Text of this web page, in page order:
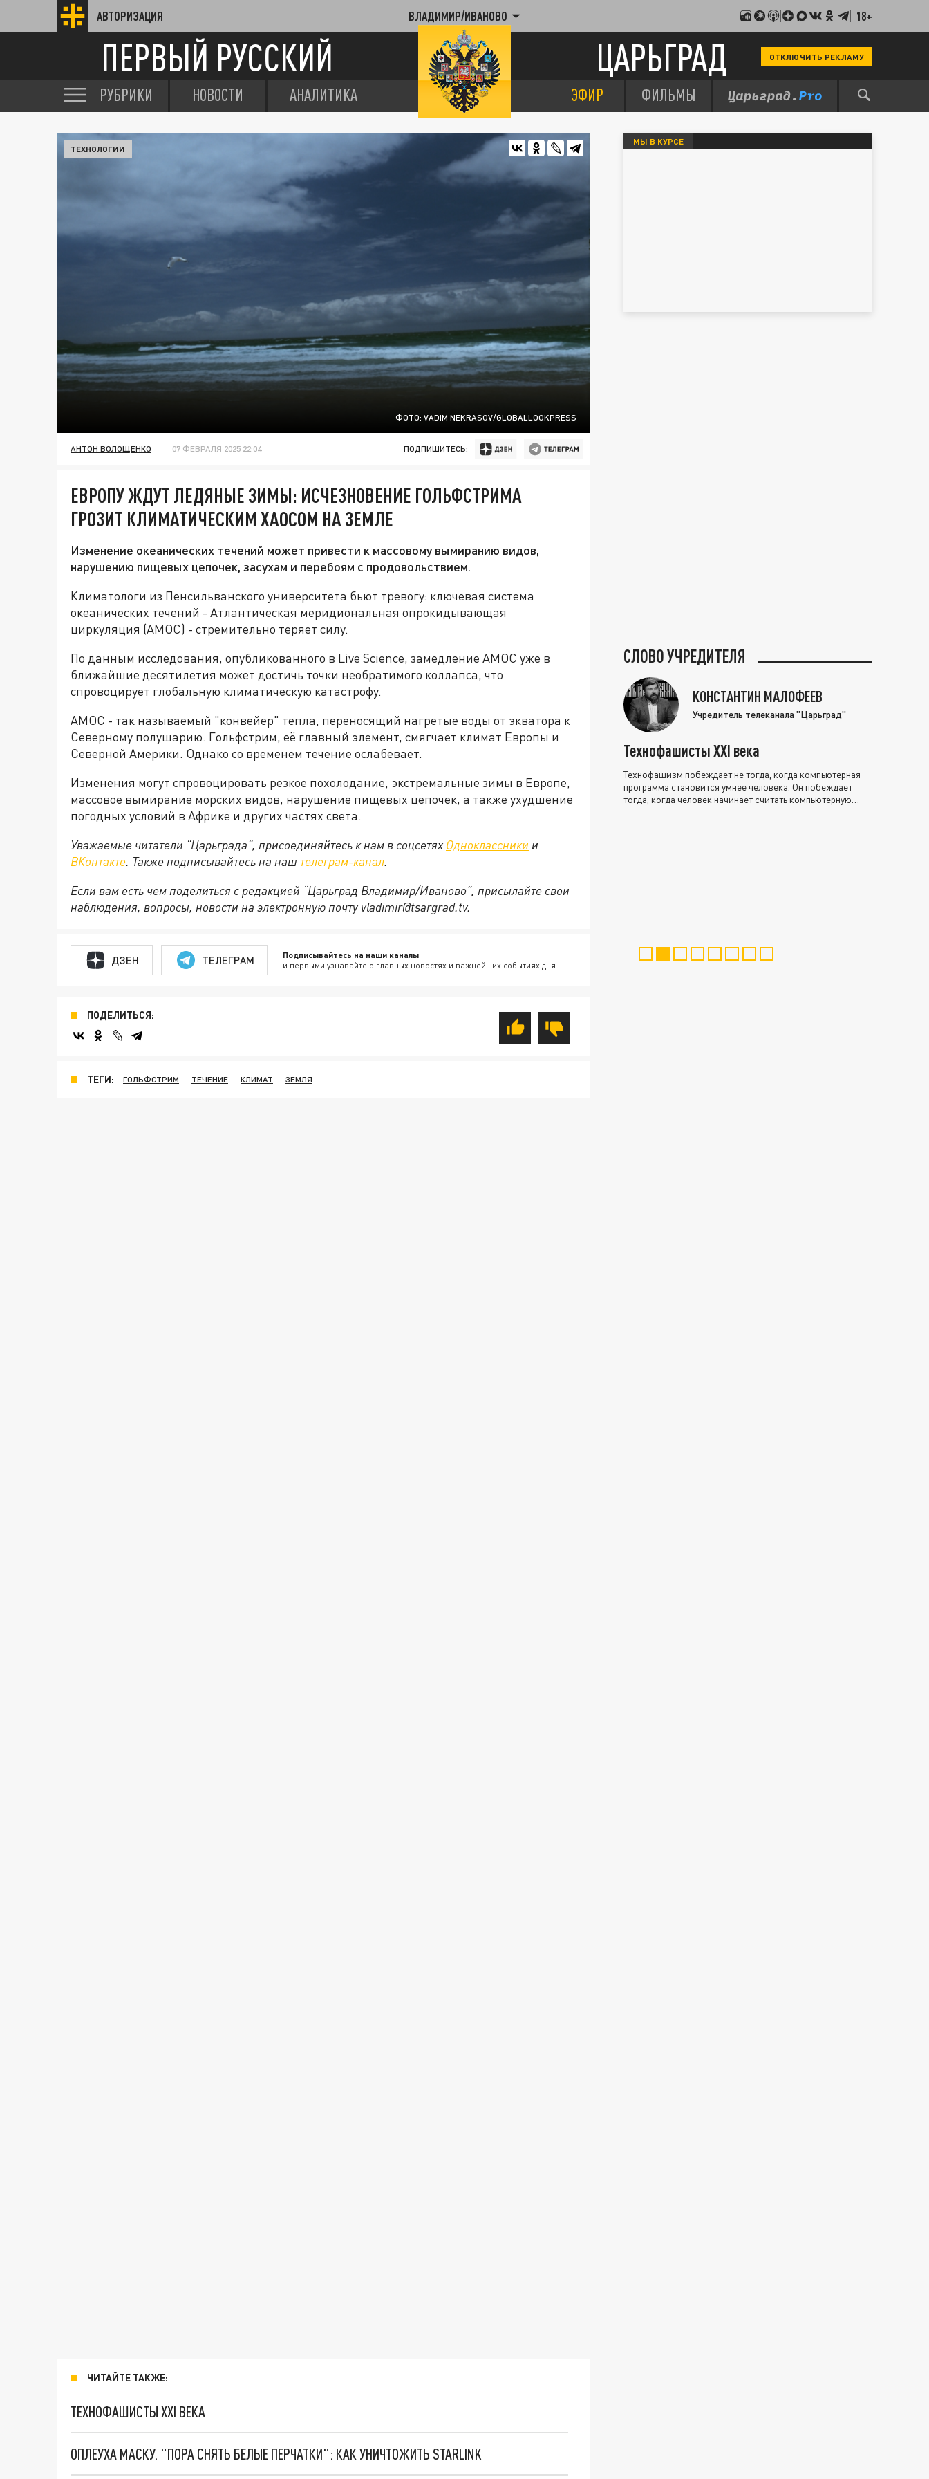
АВТОРИЗАЦИЯ ВЛАДИМИР/ИВАНОВО 18+
ПЕРВЫЙ РУССКИЙ ЦАРЬГРАД ОТКЛЮЧИТЬ РЕКЛАМУ
РУБРИКИ НОВОСТИ АНАЛИТИКА ЭФИР ФИЛЬМЫ
ФОТО: VADIM NEKRASOV/GLOBALLOOKPRESS
ТЕХНОЛОГИИ
АНТОН ВОЛОЩЕНКО 07 ФЕВРАЛЯ 2025 22:04 ПОДПИШИТЕСЬ:
ЕВРОПУ ЖДУТ ЛЕДЯНЫЕ ЗИМЫ: ИСЧЕЗНОВЕНИЕ ГОЛЬФСТРИМА
ГРОЗИТ КЛИМАТИЧЕСКИМ ХАОСОМ НА ЗЕМЛЕ
Изменение океанических течений может привести к массовому вымиранию видов,
нарушению пищевых цепочек, засухам и перебоям с продовольствием.
Климатологи из Пенсильванского университета бьют тревогу: ключевая система
океанических течений - Атлантическая меридиональная опрокидывающая
циркуляция (AMOC) - стремительно теряет силу.
По данным исследования, опубликованного в Live Science, замедление AMOC уже в
ближайшие десятилетия может достичь точки необратимого коллапса, что
спровоцирует глобальную климатическую катастрофу.
AMOC - так называемый "конвейер" тепла, переносящий нагретые воды от экватора к
Северному полушарию. Гольфстрим, её главный элемент, смягчает климат Европы и
Северной Америки. Однако со временем течение ослабевает.
Изменения могут спровоцировать резкое похолодание, экстремальные зимы в Европе,
массовое вымирание морских видов, нарушение пищевых цепочек, а также ухудшение
погодных условий в Африке и других частях света.
Уважаемые читатели “Царьграда”, присоединяйтесь к нам в соцсетях Одноклассники и
ВКонтакте. Также подписывайтесь на наш телеграм-канал.
Если вам есть чем поделиться с редакцией “Царьград Владимир/Иваново”, присылайте свои
наблюдения, вопросы, новости на электронную почту vladimir@tsargrad.tv.
ДЗЕН ТЕЛЕГРАМ Подписывайтесь на наши каналы
и первыми узнавайте о главных новостях и важнейших событиях дня.
ПОДЕЛИТЬСЯ:
ТЕГИ: ГОЛЬФСТРИМ ТЕЧЕНИЕ КЛИМАТ ЗЕМЛЯ
ЧИТАЙТЕ ТАКЖЕ:
ТЕХНОФАШИСТЫ XXI ВЕКА
ОПЛЕУХА МАСКУ. "ПОРА СНЯТЬ БЕЛЫЕ ПЕРЧАТКИ": КАК УНИЧТОЖИТЬ STARLINK
МЫ В КУРСЕ
СЛОВО УЧРЕДИТЕЛЯ
КОНСТАНТИН МАЛОФЕЕВ
Учредитель телеканала "Царьград"
Технофашисты XXI века
Технофашизм побеждает не тогда, когда компьютерная
программа становится умнее человека. Он побеждает
тогда, когда человек начинает считать компьютерную